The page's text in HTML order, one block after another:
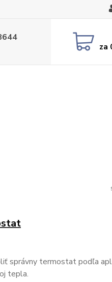
za
správny termostat podľa
tepla.